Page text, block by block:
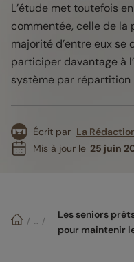
L’étude met toutefois
commentée, celle de la
majorité d’entre eux se
participer davantage à
système par répartition
Écrit par La
Mis à jour le 25 juin
/ ... /
Les seniors
pour maintenir